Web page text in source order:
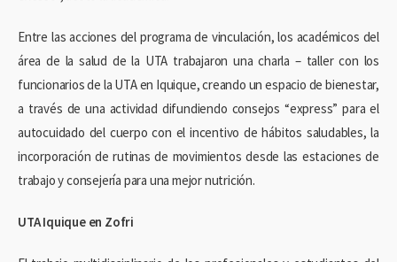
Entre las acciones del programa de vinculación, los académicos del
área de la salud de la UTA trabajaron una charla – taller con los
funcionarios de la UTA en Iquique, creando un espacio de bienestar,
a través de una actividad difundiendo consejos “express” para el
autocuidado del cuerpo con el incentivo de hábitos saludables, la
incorporación de rutinas de movimientos desde las estaciones de
trabajo y consejería para una mejor nutrición.
UTA Iquique en Zofri